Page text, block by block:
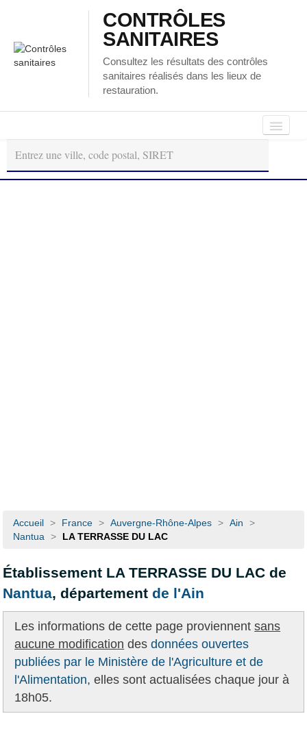
CONTRÔLES
SANITAIRES
Consultez les résultats des contrôles
sanitaires réalisés dans les lieux de
restauration.
Autour
de
moi
Régions
Accueil > France > Auvergne-Rhône-Alpes > Ain
>
Nantua
> LA TERRASSE DU LAC
Établissement LA TERRASSE DU LAC de
Nantua, départementde l'Ain
Les informations de cette page proviennentsans
aucune modification desdonnées ouvertes
publiées par le Ministère de l'Agriculture et de
l'Alimentation, elles sont actualisées chaque jour à
18h05.